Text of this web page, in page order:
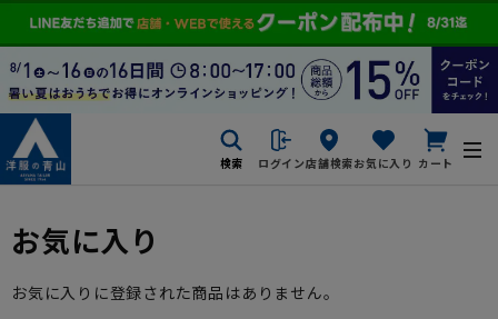
検索 ログイン店舗検索お気に入り カート
お気に入り
お気に入りに登録された商品はありません。